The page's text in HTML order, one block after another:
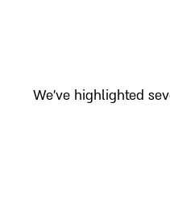
We’ve highlighted